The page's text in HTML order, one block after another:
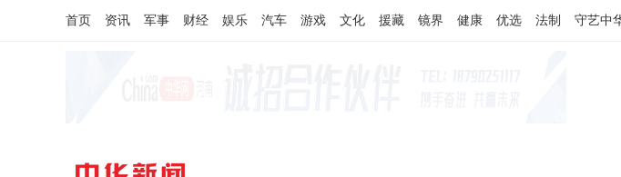
首页 资讯 军事 财经 娱乐 汽车 游戏 文化 援藏 镜界 健康 优选 法制 守艺中